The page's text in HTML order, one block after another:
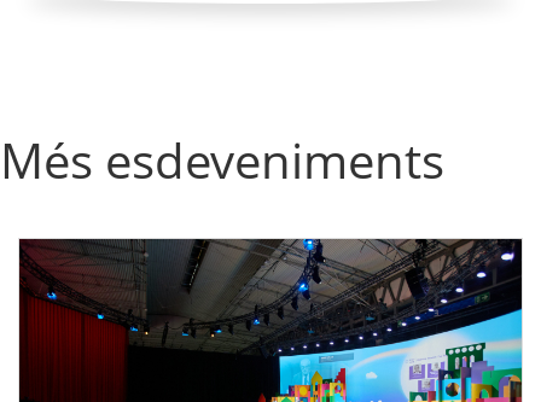
Més esdeveniments